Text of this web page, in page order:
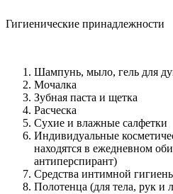
Гигиенические принадлежности
Шампунь, мыло, гель для
Мочалка
Зубная паста и щетка
Расческа
Сухие и влажные салфетки
Индивидуальные
находятся в ежедневном
антиперспирант)
Средства интимной
Полотенца (для тела, рук и